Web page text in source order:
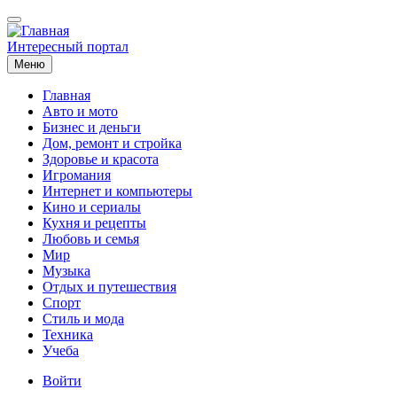
Перейти
к
основному
содержанию
Интересный портал
Меню
Основная
навигация
Главная
Авто и мото
Бизнес и деньги
Дом, ремонт и стройка
Здоровье и красота
Игромания
Интернет и компьютеры
Кино и сериалы
Кухня и рецепты
Любовь и семья
Мир
Музыка
Отдых и путешествия
Спорт
Стиль и мода
Техника
Учеба
МенюВойти